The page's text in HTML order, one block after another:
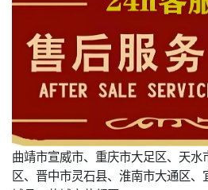
曲靖市宣威市、重庆市大足区、天
区、晋中市灵石县、淮南市大通区